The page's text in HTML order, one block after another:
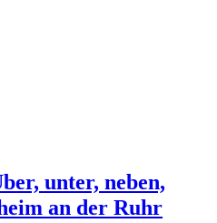
unter, neben,
an der Ruhr